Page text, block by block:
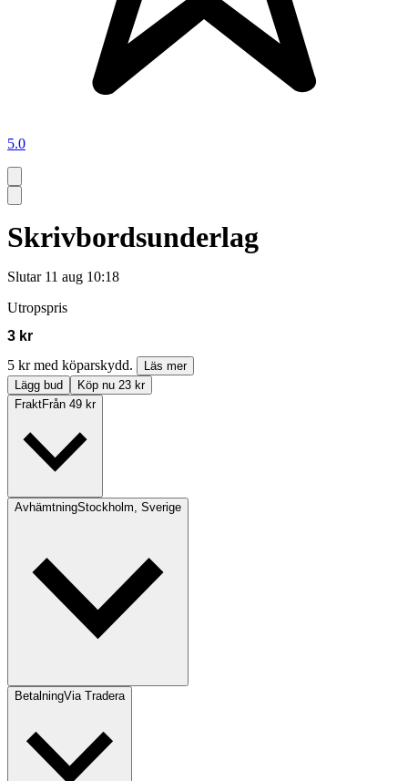
5.0
Skrivbordsunderlag
Slutar 11 aug 10:18
Utropspris
3 kr
5 kr med köparskydd.
Läs mer
Lägg bud
Köp nu 23 kr
FraktFrån 49 kr
AvhämtningStockholm, Sverige
BetalningVia Tradera